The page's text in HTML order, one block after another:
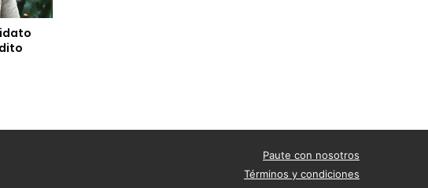
Paute con nosotros
Términos y condiciones